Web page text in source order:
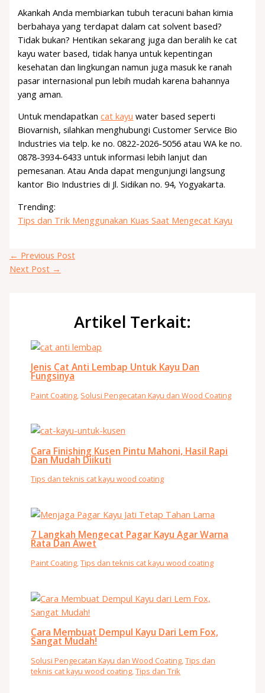
Akankah Anda membiarkan tubuh teracuni bahan kimia
berbahaya yang terdapat dalam cat solvent based?
Tidak bukan? Hentikan sekarang juga dan beralih ke cat
kayu water based, tidak hanya untuk kepentingan
kesehatan dan lingkungan namun juga masuk ke ranah
pasar internasional pun lebih mudah karena bahannya
yang aman.
Untuk mendapatkancat kayu water based seperti
Biovarnish, silahkan menghubungi Customer Service Bio
Industries via telp. ke no. 0822-2026-5056 atau WA ke no.
0878-3934-6433 untuk informasi lebih lanjut dan
pemesanan. Atau Anda dapat mengunjungi langsung
kantor Bio Industries di Jl. Sidikan no. 94, Yogyakarta.
Trending:
Tips dan Trik Menggunakan Kuas Saat Mengecat Kayu
← Previous Post
Next Post →
Artikel Terkait:
Jenis Cat Anti Lembap Untuk Kayu Dan
Fungsinya
Paint Coating, Solusi Pengecatan Kayu dan Wood Coating
Cara Finishing Kusen Pintu Mahoni, Hasil Rapi
Dan Mudah Diikuti
Tips dan teknis cat kayu wood coating
7 Langkah Mengecat Pagar Kayu Agar Warna
Rata Dan Awet
Paint Coating,Tips dan teknis cat kayu wood coating
Cara Membuat Dempul Kayu Dari Lem Fox,
Sangat Mudah!
Solusi Pengecatan Kayu dan Wood Coating ,Tips dan
teknis cat kayu wood coating ,Tips dan Trik